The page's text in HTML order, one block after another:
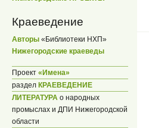
Краеведение
Авторы «Библиотеки НХП»
Нижегородские краеведы
Проект «Имена»
раздел КРАЕВЕДЕНИЕ
ЛИТЕРАТУРА о народных
промыслах и ДПИ Нижегородской
области